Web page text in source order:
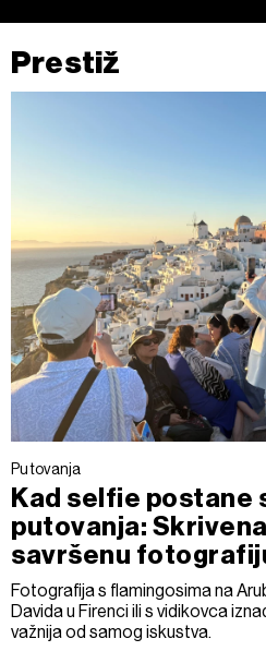
Prestiž
Putovanja
Kad selfie postane
putovanja:
savršenu
Fotografija s flamingosima na
Davida u Firenci ili s vidikovca
važnija od samog iskustva.